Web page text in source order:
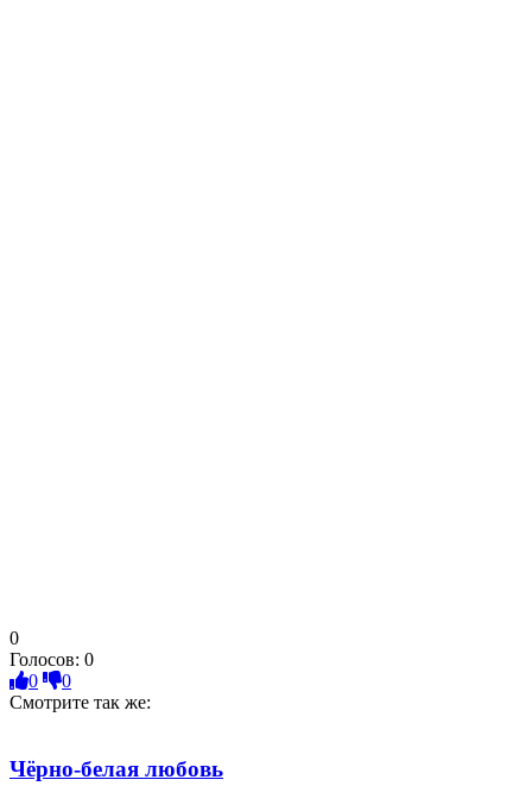
0
Голосов: 0
0
0
Смотрите так же:
Чёрно-белая любовь